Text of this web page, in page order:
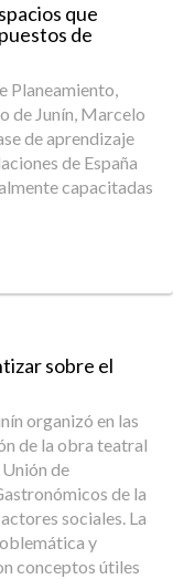
que
de
Planeamiento,
de Junín, Marcelo
de aprendizaje
de España
capacitadas
sobre el
organizó en las
de la obra teatral
de
de la
sociales. La
y
conceptos útiles